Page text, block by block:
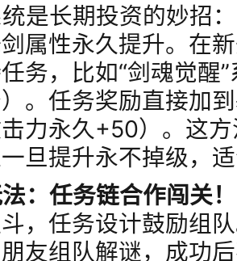
是长期投资的妙招
属性永久提升。在
务，比如“剑魂觉醒
。任务奖励直接加
力永久+50）。这
旦提升永不掉级，
：任务链合作闯关！
，任务设计鼓励组
友组队解谜，成功